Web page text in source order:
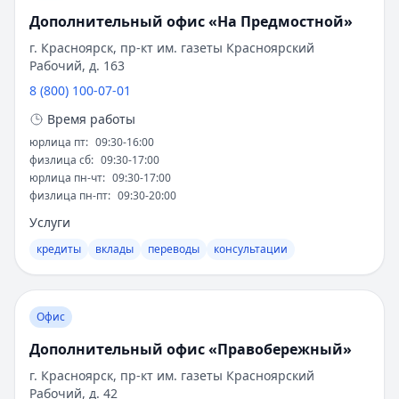
Рейтинг:4.8(15 отзывов)
Альфа-Банк— Автомобиль у дилера
Рейтинг: 4.6(16 отзывов)
Т-Банк— Рефинансирование
Рейтинг:4.8(15 отзывов)
Сбербанк— Лайт (господдержка)
Рейтинг:4.6(15 отзывов)
Сбербанк— Драйв лайт
Рейтинг:4.6(15 отзывов)
— Наличные на авто
Рейтинг:4.8 (16 отзывов)
Сбербанк
Рейтинг:4.6(15 отзывов)
Все автокредиты
Ипотека — лучшие предложения
Альфа-Банк— Семейная ипотека
Рейтинг:4.9
Признание на профессиональном уровне
стало результатом многолетней работы по
совершенствованию качества обслуживания:
2018 год - звание "Банк года" от
международного издания The Banker
2019 год - победа в категории "Лучший
корпоративный банк" премии "Банковское
дело"
2020 год - награда "Лучший частный банк
России" журнала Euromoney
2021 год - отличие Global Finance за
инновационные решения в корпоративном
сегменте
2022 год - повторное признание "Банком
года в России" от The Banker
Дополнительный офис «На Предмостной»
г. Красноярск, пр-кт им. газеты Красноярский
Рабочий, д. 163
8 (800) 100-07-01
Время работы
юрлица пт: 09:30-16:00
физлица сб: 09:30-17:00
юрлица пн-чт: 09:30-17:00
физлица пн-пт: 09:30-20:00
Услуги
кредиты вклады переводы консультации
Офис
Дополнительный офис «Правобережный»
г. Красноярск, пр-кт им. газеты Красноярский
Рабочий, д. 42